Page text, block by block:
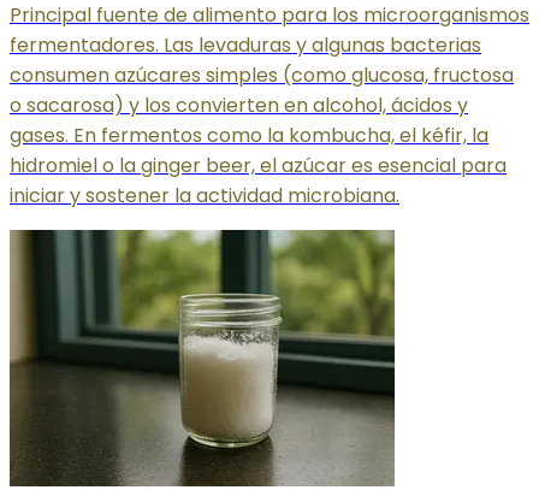
Principal fuente de alimento para los microorganismos
fermentadores. Las levaduras y algunas bacterias
consumen azúcares simples (como glucosa, fructosa
o sacarosa) y los convierten en alcohol, ácidos y
gases. En fermentos como la kombucha, el kéfir, la
hidromiel o la ginger beer, el azúcar es esencial para
iniciar y sostener la actividad microbiana.